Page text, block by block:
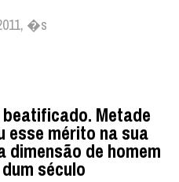
�s
Metade
esse mérito na sua
dimensão de homem
século